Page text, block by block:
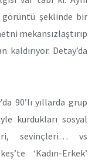
görüntü şeklinde bir
mekansızlaştırıp
kaldırıyor. Detay’da
90’lı yıllarda grup
kurdukları sosyal
sevinçleri… vs
‘Kadın-Erkek’